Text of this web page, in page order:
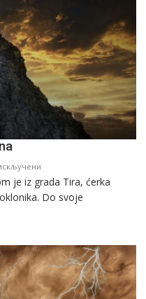
Svеta
vеlikоmučеnica
je iz grada Tira, ćerka
Dо svоје